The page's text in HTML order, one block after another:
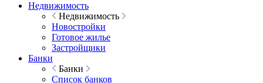
Недвижимость
Недвижимость
Новостройки
Готовое жилье
Застройщики
Банки
Банки
Список банков